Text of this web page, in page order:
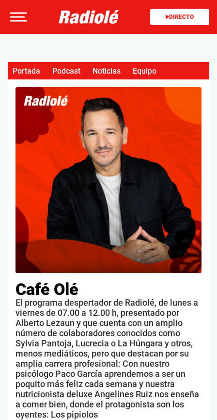
DIRECTO
Café Olé
El programa despertador de Radiolé, de lunes a
viernes de 07.00 a 12.00 h, presentado por
Alberto Lezaun y que cuenta con un amplio
número de colaboradores conocidos como
Sylvia Pantoja, Lucrecia o La Húngara y otros,
menos mediáticos, pero que destacan por su
amplia carrera profesional: Con nuestro
psicólogo Paco García aprendemos a ser un
poquito más feliz cada semana y nuestra
nutricionista deluxe Angelines Ruiz nos enseña
a comer bien, donde el protagonista son los
oyentes: Los pipiolos
Portada Podcast Noticias Equipo